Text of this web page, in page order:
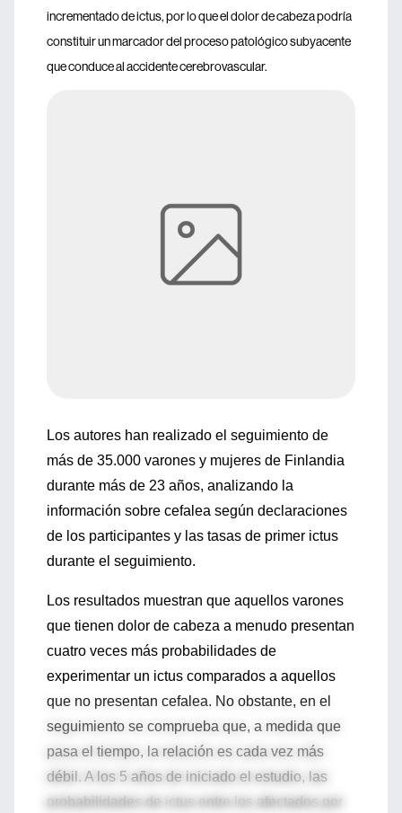
incrementado de ictus, por lo que el dolor de cabeza podría
constituir un marcador del proceso patológico subyacente
que conduce al accidente cerebrovascular.
Los autores han realizado el seguimiento de
más de 35.000 varones y mujeres de Finlandia
durante más de 23 años, analizando la
información sobre cefalea según declaraciones
de los participantes y las tasas de primer ictus
durante el seguimiento.
Los resultados muestran que aquellos varones
que tienen dolor de cabeza a menudo presentan
cuatro veces más probabilidades de
experimentar un ictus comparados a aquellos
que no presentan cefalea. No obstante, en el
seguimiento se comprueba que, a medida que
pasa el tiempo, la relación es cada vez más
débil. A los 5 años de iniciado el estudio, las
probabilidades de ictus entre los afectados por